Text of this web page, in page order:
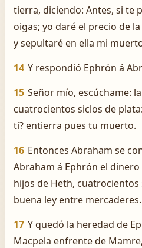
tierra, diciendo: Antes, si te
oigas; yo daré el precio de
y sepultaré en ella mi
14 Y respondió Ephrón á
15 Señor mío, escúchame:
cuatrocientos siclos de
ti? entierra pues tu muerto.
16 Entonces Abraham se
Abraham á Ephrón el
hijos de Heth, cuatrocientos
buena ley entre mercaderes.
17 Y quedó la heredad de
Macpela enfrente de